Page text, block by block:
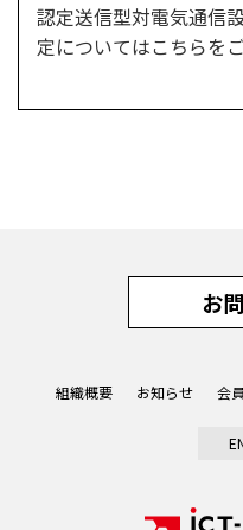
認定送信型対電気通信
定についてはこちらを
お
組織概要 お知らせ 会